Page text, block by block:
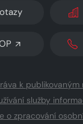
k publikovaným
služby
o zpracování